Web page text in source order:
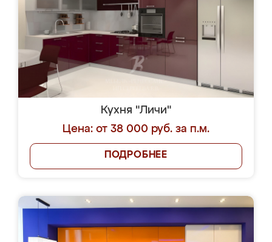
Кухня "Личи"
Цена: от 38 000 руб. за п.м.
ПОДРОБНЕЕ